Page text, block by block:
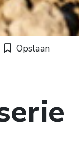
Opslaan